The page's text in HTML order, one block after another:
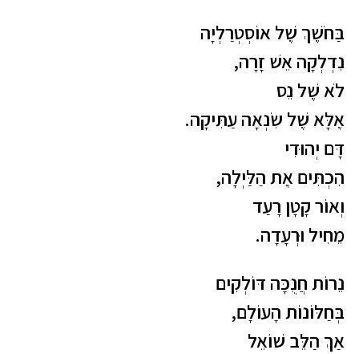
בַּחֹשֶׁךְ שֶׁל אוֹסְטְרַלְיָה
נִדְלְקָה אֵשׁ זָרָה,
לֹא שֶׁל נֵס
אֶלָּא שֶׁל שִׂנְאָה עַתִּיקָה.
דָּם יְהוּדִי
הִכְתִּים אֶת הַלַּיְלָה,
וְאוֹר קָטָן רָעַד
מֵחִיל וּרְעָדָה.
נֵרוֹת חֲנֻכָּה דּוֹלְקִים
בְּחַלּוֹנוֹת הָעוֹלָם,
אַךְ הַלֵּב שׁוֹאֵל